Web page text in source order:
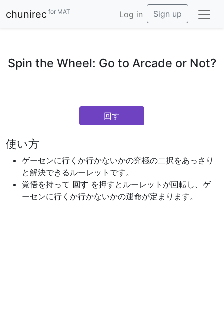
chunirec for MAT Log in Sign up
Spin the Wheel: Go to Arcade or Not?
回す
使い方
ゲーセンに行くか行かないかの究極の二択をあっさり
と解決できるルーレットです。
覚悟を持って 回す を押すとルーレットが回転し、ゲ
ーセンに行くか行かないかの運命が定まります。